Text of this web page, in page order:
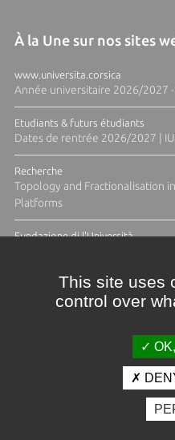
À la Une sur nos sites
www.universita.corsica
Année universitaire 2026/2027
Etudiants & futurs étudiants
Dates de rentrée 2026/2027 |
Recherche
Topology and Fractionalisation
Platforms
Fundazione di l'Università
Crédits et mentions légales
This site uses
control over